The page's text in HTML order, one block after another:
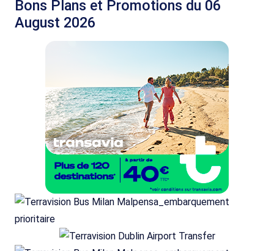
Bons Plans et Promotions du 06
August 2026